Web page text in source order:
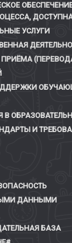
УСЛУГИ
ПРИЁМА
В
И
ДАННЫМИ
БАЗА